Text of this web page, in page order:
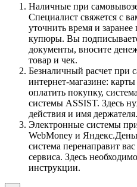
Наличные при
Специалист свяжется с
уточнить время и
купюры. Вы
документы, вносите
товар и чек.
Безналичный расчет при
интернет-магазине:
оплатить покупку,
системы ASSIST. Здесь
действия и имя держателя.
Электронные системы
WebMoney и
система перенаправит
сервиса. Здесь
инструкции.